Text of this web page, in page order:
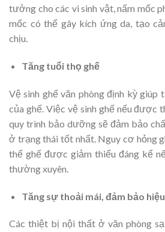
tưởng cho các vi sinh vật, nấm mốc
mốc có thể gây kích ứng da, tạo
chịu.
Tăng tuổi thọ ghế
Vệ sinh ghế văn phòng định kỳ giúp
của ghế. Việc vệ sinh ghế nếu được
quy trình bảo dưỡng sẽ đảm bảo
ở trạng thái tốt nhất. Nguy cơ hỏng
thế ghế được giảm thiểu đáng kể
thường xuyên.
Tăng sự thoải mái, đảm bảo
Các thiệt bị nội thất ở văn phòng